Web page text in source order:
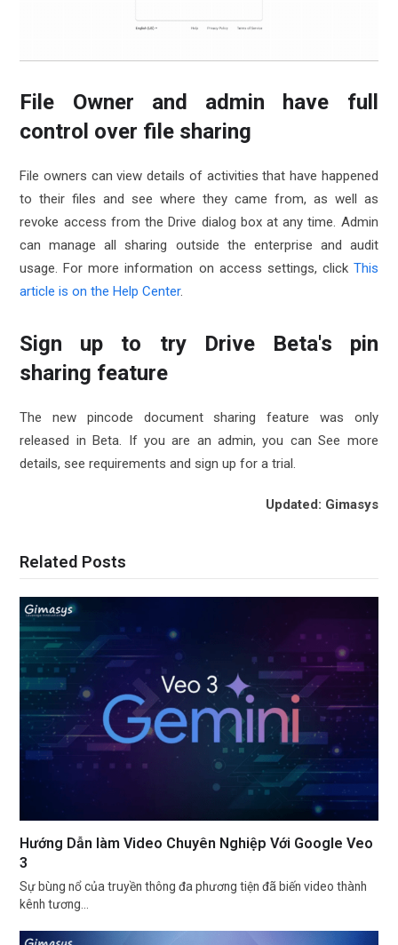
File Owner and admin have full
control over file sharing
File owners can view details of activities that have happened
to their files and see where they came from, as well as
revoke access from the Drive dialog box at any time. Admin
can manage all sharing outside the enterprise and audit
usage. For more information on access settings, click This
article is on the Help Center.
Sign up to try Drive Beta's pin
sharing feature
The new pincode document sharing feature was only
released in Beta. If you are an admin, you can See more
details, see requirements and sign up for a trial.
Updated: Gimasys
Related Posts
Hướng Dẫn làm Video Chuyên Nghiệp Với Google Veo
3
Sự bùng nổ của truyền thông đa phương tiện đã biến video thành
kênh tương…